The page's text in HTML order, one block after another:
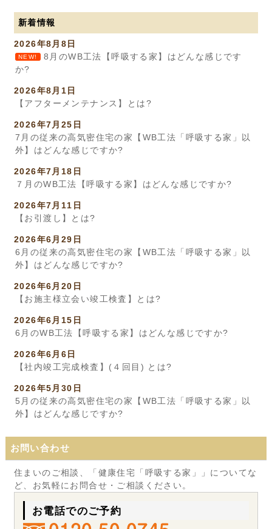
新着情報
2026年8月8日
NEW!
8月のWB工法【呼吸する家】はどんな感じです
か?
2026年8月1日
【アフターメンテナンス】とは?
2026年7月25日
7月の従来の高気密住宅の家【WB工法「呼吸する家」以
外】はどんな感じですか?
2026年7月18日
７月のWB工法【呼吸する家】はどんな感じですか?
2026年7月11日
【お引渡し】とは?
2026年6月29日
6月の従来の高気密住宅の家【WB工法「呼吸する家」以
外】はどんな感じですか?
2026年6月20日
【お施主様立会い竣工検査】とは?
2026年6月15日
6月のWB工法【呼吸する家】はどんな感じですか?
2026年6月6日
【社内竣工完成検査】(４回目) とは?
2026年5月30日
5月の従来の高気密住宅の家【WB工法「呼吸する家」以
外】はどんな感じですか?
お問い合わせ
住まいのご相談、「健康住宅「呼吸する家」」についてな
ど、お気軽にお問合せ・ご相談ください。
お電話でのご予約